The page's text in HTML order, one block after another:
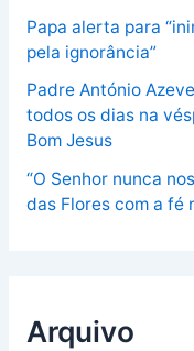
Papa alerta para
pela ignorância”
Padre António
todos os dias na
Bom Jesus
“O Senhor nunca
das Flores com a fé
Arquivo